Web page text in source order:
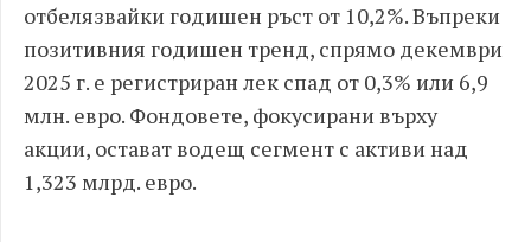
отбелязвайки годишен ръст от 10,2%. Въпреки
позитивния годишен тренд, спрямо декември
2025 г. е регистриран лек спад от 0,3% или 6,9
млн. евро. Фондовете, фокусирани върху
акции, остават водещ сегмент с активи над
1,323 млрд. евро.